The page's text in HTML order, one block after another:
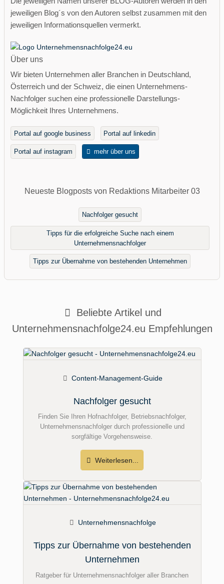
Beliebte Artikel und
Unternehmensnachfolge24.eu Empfehlungen
Nachfolger gesucht
Content-Management-Guide
Finden Sie Ihren Hofnachfolger, Betriebsnachfolger,
Unternehmensnachfolger durch professionelle und
sorgfältige Vorgehensweise.
Weiterlesen...
Tipps zur Übernahme von bestehenden
Unternehmen
Unternehmensnachfolge
Ratgeber für Unternehmensnachfolger aller Branchen
jeweiligen Blog´s von den Autoren selbst zusammen mit den
jeweiligen Informationsquellen vermerkt.
Über uns
Wir bieten Unternehmen aller Branchen in Deutschland,
Österreich und der Schweiz, die einen Unternehmens-
Nachfolger suchen eine professionelle Darstellungs-
Möglichkeit Ihres Unternehmens.
Portal auf google business Portal auf linkedin
Portal auf instagram mehr über uns
Neueste Blogposts von Redaktions Mitarbeiter 03
Nachfolger gesucht
Tipps für die erfolgreiche Suche nach einem
Unternehmensnachfolger
Tipps zur Übernahme von bestehenden Unternehmen